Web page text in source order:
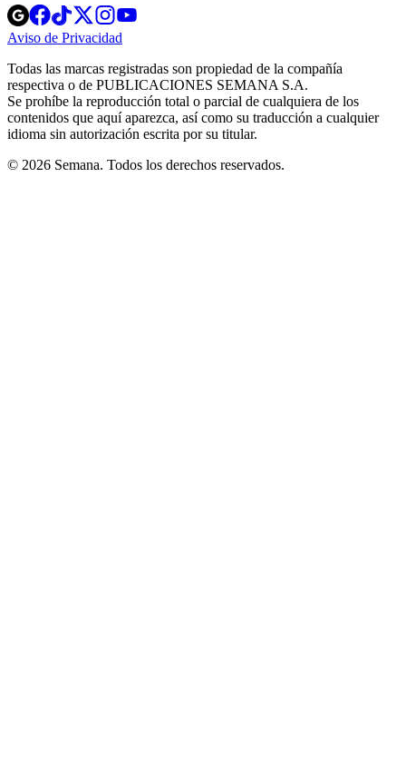
Opens
in
new
Opens
in
new
Opens
in
new
window
Opens
new
windowwindow
Aviso de Privacidad
new
window
Todas las marcas registradas son propiedad de la compañía
respectiva o de PUBLICACIONES SEMANA S.A.
Se prohíbe la reproducción total o parcial de cualquiera de los
contenidos que aquí aparezca, así como su traducción a cualquier
idioma sin autorización escrita por su titular.
© 2026 Semana. Todos los derechos reservados.